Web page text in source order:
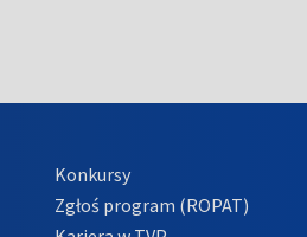
Konkursy
Zgłoś program (ROPAT)